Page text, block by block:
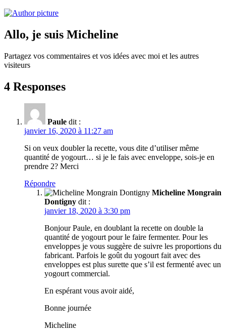
Allo, je suis Micheline
Partagez vos commentaires et vos idées avec moi et les autres
visiteurs
4 Responses
Paule dit :
janvier 16, 2020 à 11:27 am
Si on veux doubler la recette, vous dite d’utiliser même
quantité de yogourt… si je le fais avec enveloppe, sois-je en
prendre 2? Merci
Répondre
Micheline Mongrain
Dontigny dit :
janvier 18, 2020 à 3:30 pm
Bonjour Paule, en doublant la recette on double la
quantité de yogourt pour le faire fermenter. Pour les
enveloppes je vous suggère de suivre les proportions du
fabricant. Parfois le goût du yogourt fait avec des
enveloppes est plus surette que s’il est fermenté avec un
yogourt commercial.
En espérant vous avoir aidé,
Bonne journée
Micheline